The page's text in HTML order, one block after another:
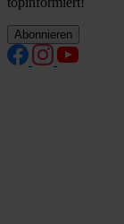
Abonnieren